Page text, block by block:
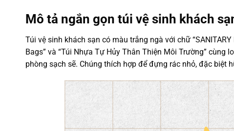
Mô tả ngắn gọn túi vệ sinh khách
Túi vệ sinh khách sạn có màu trắng ngà với chữ
Bags” và “Túi Nhựa Tự Hủy Thân Thiện Môi Trường” cùng
phòng sạch sẽ. Chúng thích hợp để đựng rác nhỏ, đặc